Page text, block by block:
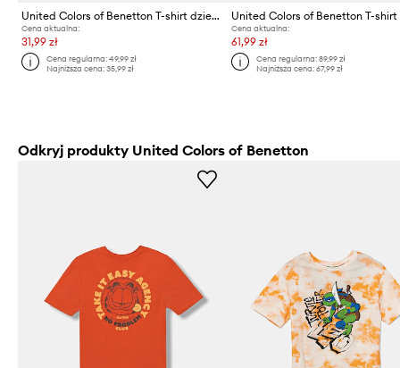
United Colors of Benetton T-shirt dziecięcy bawełniany
Cena aktualna:
31,99 zł
Cena regularna:49,99 zł
Najniższa cena:35,99 zł
Cena aktualna:
61,99 zł
Cena regularna: 89,99 zł
Najniższa cena: 67,99 zł
Odkryj produkty United Colors of Benetton